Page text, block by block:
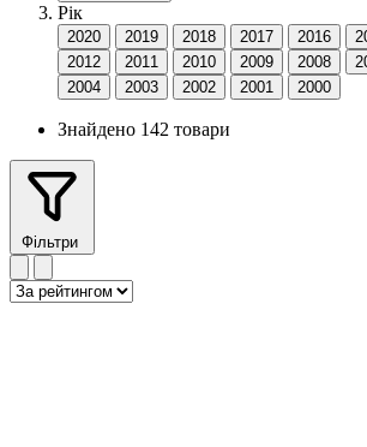
Рік
2020 2019 2018 2017 2016
2012
2011 2010 2009 2008
2004
2003 2002 2001 2000
Знайдено 142 товари
Фільтри